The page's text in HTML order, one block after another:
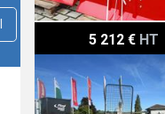
5 212 € HT
Königswieser 600 EH